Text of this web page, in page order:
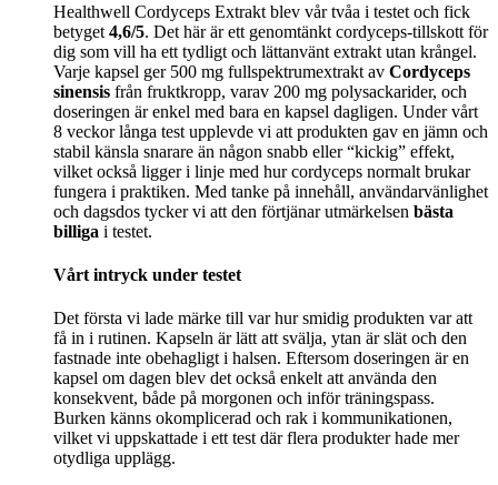
Healthwell Cordyceps Extrakt blev vår tvåa i testet och fick
betyget 4,6/5. Det här är ett genomtänkt cordyceps-tillskott för
dig som vill ha ett tydligt och lättanvänt extrakt utan krångel.
Varje kapsel ger 500 mg fullspektrumextrakt av Cordyceps
sinensis från fruktkropp, varav 200 mg polysackarider, och
doseringen är enkel med bara en kapsel dagligen. Under vårt
8 veckor långa test upplevde vi att produkten gav en jämn och
stabil känsla snarare än någon snabb eller “kickig” effekt,
vilket också ligger i linje med hur cordyceps normalt brukar
fungera i praktiken. Med tanke på innehåll, användarvänlighet
och dagsdos tycker vi att den förtjänar utmärkelsen bästa
billiga i testet.
Vårt intryck under testet
Det första vi lade märke till var hur smidig produkten var att
få in i rutinen. Kapseln är lätt att svälja, ytan är slät och den
fastnade inte obehagligt i halsen. Eftersom doseringen är en
kapsel om dagen blev det också enkelt att använda den
konsekvent, både på morgonen och inför träningspass.
Burken känns okomplicerad och rak i kommunikationen,
vilket vi uppskattade i ett test där flera produkter hade mer
otydliga upplägg.